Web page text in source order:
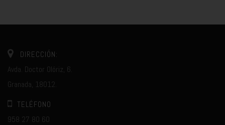
DIRECCIÓN:
Avda. Doctor Olóriz, 6.
Granada, 18012.
TELÉFONO
958 27 80 60